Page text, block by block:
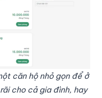
căn hộ nhỏ gọn để ở
cho cả gia đình, hay